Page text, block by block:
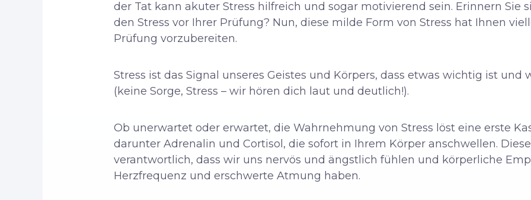
der Tat kann akuter Stress hilfreich und sogar motivierend sein. Erinnern Sie
den Stress vor Ihrer Prüfung? Nun, diese milde Form von Stress hat Ihnen
Prüfung vorzubereiten.
Stress ist das Signal unseres Geistes und Körpers, dass etwas wichtig ist und
(keine Sorge, Stress – wir hören dich laut und deutlich!).
Ob unerwartet oder erwartet, die Wahrnehmung von Stress löst eine erste
darunter Adrenalin und Cortisol, die sofort in Ihrem Körper anschwellen.
verantwortlich, dass wir uns nervös und ängstlich fühlen und körperliche
Herzfrequenz und erschwerte Atmung haben.